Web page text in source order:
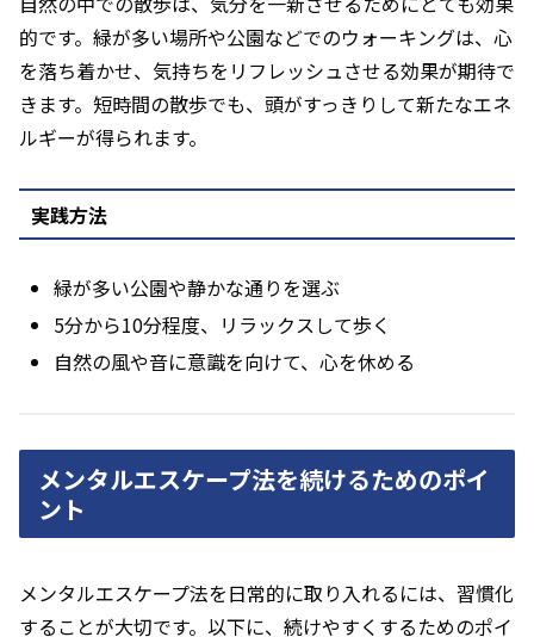
的です。緑が多い場所や公園などでのウォーキングは、心
を落ち着かせ、気持ちをリフレッシュさせる効果が期待で
きます。短時間の散歩でも、頭がすっきりして新たなエネ
ルギーが得られます。
実践方法
緑が多い公園や静かな通りを選ぶ
5分から10分程度、リラックスして歩く
自然の風や音に意識を向けて、心を休める
メンタルエスケープ法を続けるためのポイ
ント
メンタルエスケープ法を日常的に取り入れるには、習慣化
することが大切です。以下に、続けやすくするためのポイ